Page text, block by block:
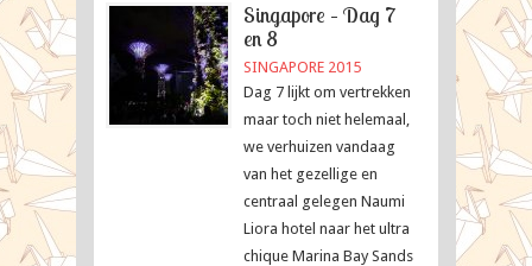
Singapore – Dag 7
en 8
SINGAPORE 2015
Dag 7 lijkt om vertrekken
maar toch niet helemaal,
we verhuizen vandaag
van het gezellige en
centraal gelegen Naumi
Liora hotel naar het ultra
chique Marina Bay Sands